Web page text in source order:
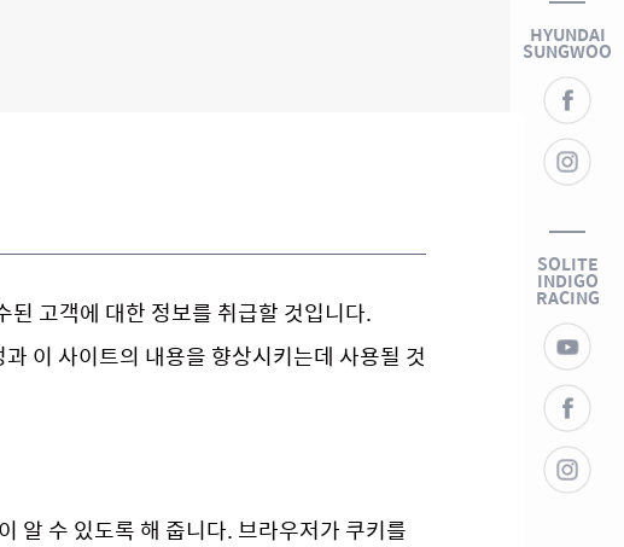
고객에 대한 정보를 취급할 것입니다.
이 사이트의 내용을 향상시키는데 사용될 것
알 수 있도록 해 줍니다. 브라우저가 쿠키를
HYUNDAI
SUNGWOO
페
이
스
북
인
스
타
SOLITE
INDIGO
RACING
유
투
브
페
이
스
북
인
스
타